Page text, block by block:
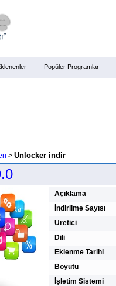
Popüler Programlar
> Unlocker indir
Açıklama
İndirilme Sayısı
Üretici
Dili
Eklenme Tarihi
Boyutu
İşletim Sistemi